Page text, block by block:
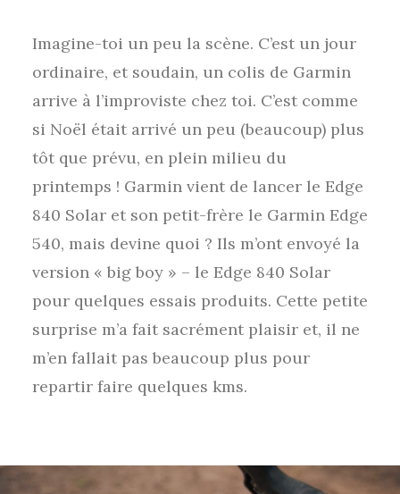
Imagine-toi un peu la scène. C’est un jour
ordinaire, et soudain, un colis de Garmin
arrive à l’improviste chez toi. C’est comme
si Noël était arrivé un peu (beaucoup) plus
tôt que prévu, en plein milieu du
printemps ! Garmin vient de lancer le Edge
840 Solar et son petit-frère le Garmin Edge
540, mais devine quoi ? Ils m’ont envoyé la
version « big boy » – le Edge 840 Solar
pour quelques essais produits. Cette petite
surprise m’a fait sacrément plaisir et, il ne
m’en fallait pas beaucoup plus pour
repartir faire quelques kms.